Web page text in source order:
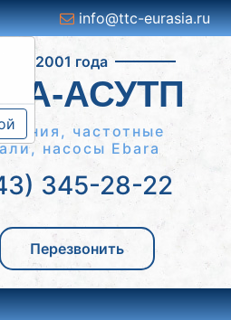
info@ttc-eurasia.ru
с 2001 года
АСУТП
частотные
насосы Ebara
345-28-22
Перезвонить